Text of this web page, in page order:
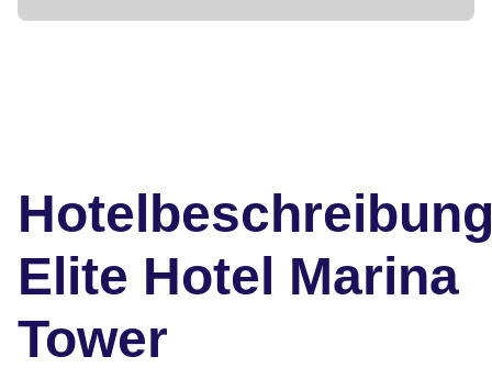
Elite Hotel Marina
Tower